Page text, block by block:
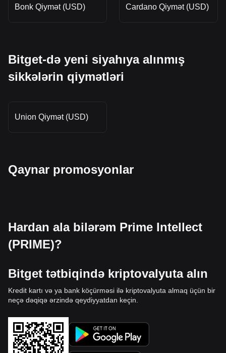
Bonk Qiymət (USD) Cardano Qiymət (USD)
Bitget-də yeni siyahıya alınmış
sikkələrin qiymətləri
Union Qiymət (USD)
Qaynar promosyonlar
Hardan ala bilərəm Prime Intellect
(PRIME)?
Bitget tətbiqində kriptovalyuta alın
Kredit kartı və ya bank köçürməsi ilə kriptovalyuta almaq üçün bir
neçə dəqiqə ərzində qeydiyyatdan keçin.